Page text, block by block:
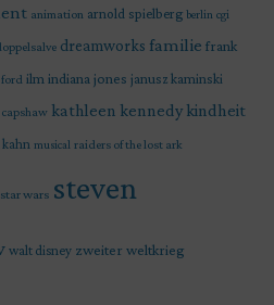
animation arnold spielberg berlin cgi
dreamworks familie frank
ilm indiana jones janusz kaminski
kathleen kennedy kindheit
musical raiders of the lost ark
star wars steven
walt disney zweiter weltkrieg